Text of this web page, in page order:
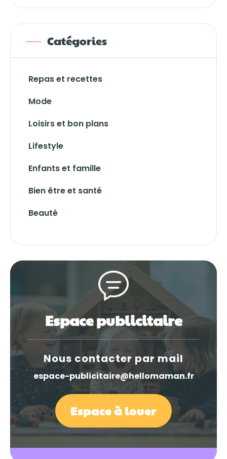
Catégories
Repas et recettes
Mode
Loisirs et bon plans
Lifestyle
Enfants et famille
Bien être et santé
Beauté
Espace publicitaire
Nous contacter par mail
espace-publicitaire@hellomaman.fr
Espace à louer